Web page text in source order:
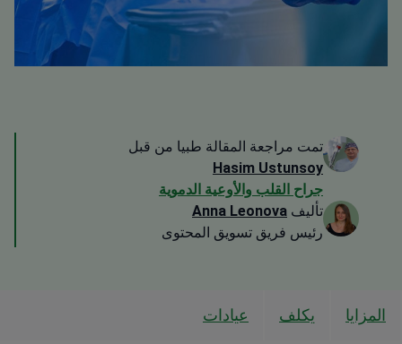
تمت مراجعة المقالة طبيا من قبل
Hasim Ustunsoy
جراح القلب والأوعية الدموية
تأليف Anna Leonova
رئيس فريق تسويق المحتوى
المزايا يكلف عيادات